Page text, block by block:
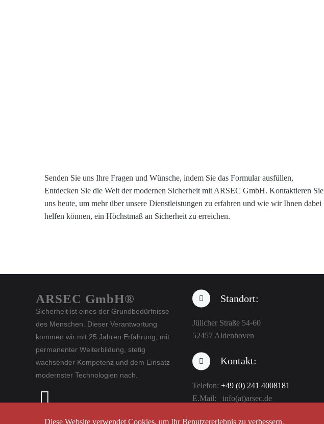
Senden Sie uns Ihre Fragen und Wünsche, indem Sie das Formular ausfüllen,
Entdecken Sie die Welt der modernen Sicherheit mit ARSEC GmbH. Kontaktieren Sie
uns heute, um mehr über unsere Dienstleistungen zu erfahren und wie wir Ihnen dabei
helfen können, ein Höchstmaß an Sicherheit zu erreichen.
ARSEC GmbH®
Sicherheit ist eines der Grundbedürfnisse
des Menschen. Dieser Verantwortung
kommen wir mit 25 Jahren Erfahrung, mit
permanenter Weiterbildung, stetig
wachsender Kompetenz und dem Einsatz
modernster Technologien nach.
Standort:
Jülicher Straße 54-60
52457 Aldenhoven
Kontakt:
Telefon:+49 (0) 241 4008181
E.Mail: info(at)arsec.de
Diese Website verwendet Cookies, um Ihr Benutzererlebnis zu verbessern.